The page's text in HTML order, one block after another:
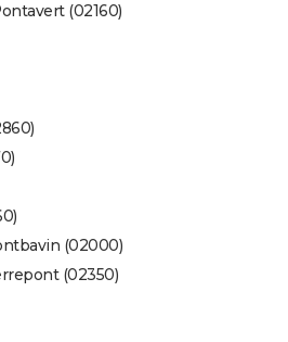
(02160)
(02000)
(02350)